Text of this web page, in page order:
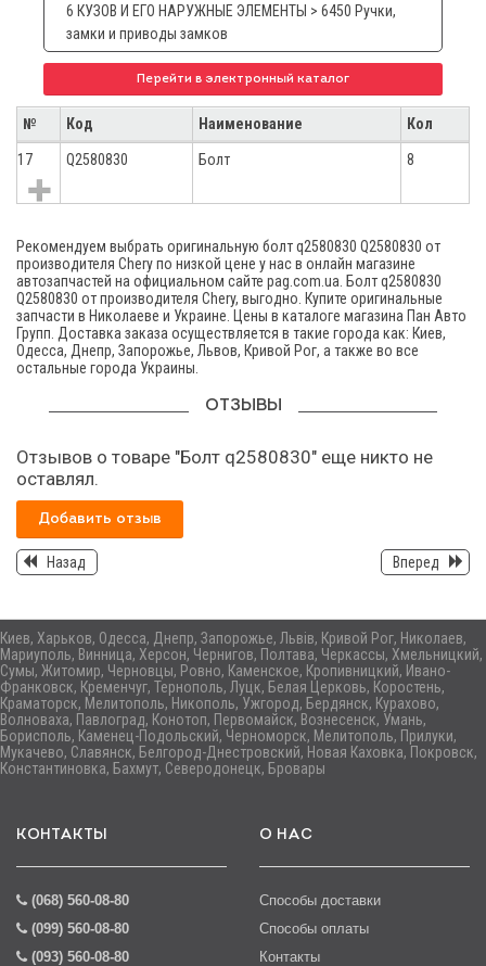
6 КУЗОВ И ЕГО НАРУЖНЫЕ ЭЛЕМЕНТЫ > 6450 Ручки,
замки и приводы замков
Перейти в электронный каталог
№ Код Наименование Кол
17 Q2580830 Болт 8
Рекомендуем выбрать оригинальную болт q2580830 Q2580830 от
производителя Chery по низкой цене у нас в онлайн магазине
автозапчастей на официальном сайте pag.com.ua. Болт q2580830
Q2580830 от производителя Chery, выгодно. Купите оригинальные
запчасти в Николаеве и Украине. Цены в каталоге магазина Пан Авто
Групп. Доставка заказа осуществляется в такие города как: Киев,
Одесса, Днепр, Запорожье, Львов, Кривой Рог, а также во все
остальные города Украины.
ОТЗЫВЫ
Отзывов о товаре "Болт q2580830" еще никто не
оставлял.
Добавить отзыв
Назад Вперед
Киев, Харьков, Одесса, Днепр, Запорожье, Львів, Кривой Рог, Николаев,
Мариуполь, Винница, Херсон, Чернигов, Полтава, Черкассы, Хмельницкий,
Сумы, Житомир, Черновцы, Ровно, Каменское, Кропивницкий, Ивано-
Франковск, Кременчуг, Тернополь, Луцк, Белая Церковь, Коростень,
Краматорск, Мелитополь, Никополь, Ужгород, Бердянск, Курахово,
Волноваха, Павлоград, Конотоп, Первомайск, Вознесенск, Умань,
Борисполь, Каменец-Подольский, Черноморск, Мелитополь, Прилуки,
Мукачево, Славянск, Белгород-Днестровский, Новая Каховка, Покровск,
Константиновка, Бахмут, Северодонецк, Бровары
КОНТАКТЫ
(068) 560-08-80
(099) 560-08-80
(093) 560-08-80
О НАС
Способы доставки
Способы оплаты
Контакты